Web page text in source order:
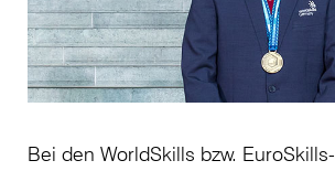
Bei den WorldSkills bzw. EuroSkills-